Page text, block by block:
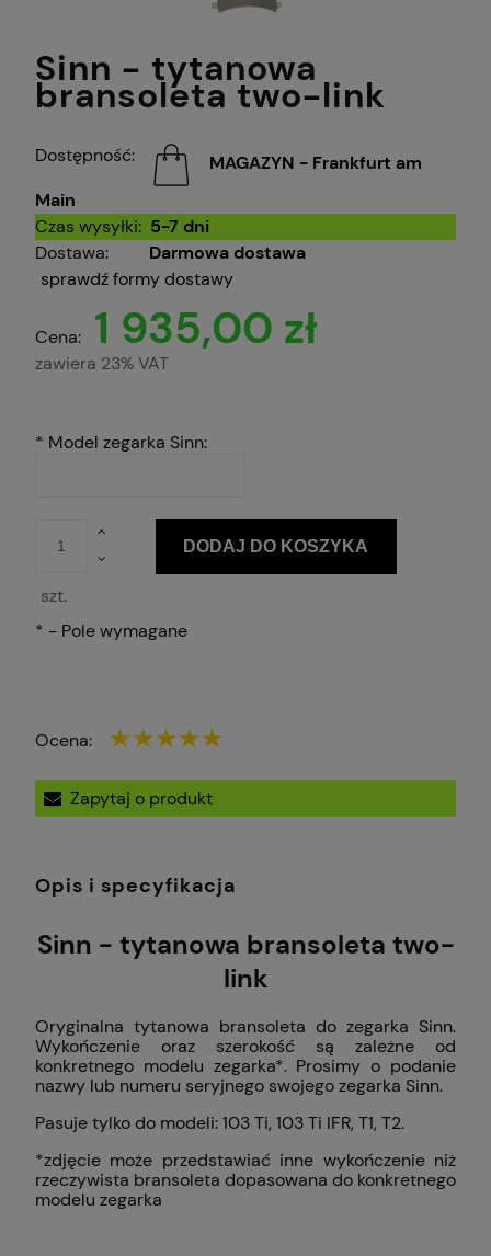
Sinn - tytanowa
bransoleta two-link
Dostępność:
MAGAZYN - Frankfurt am
Main
Czas wysyłki: 5-7 dni
Dostawa:
Darmowa dostawa
sprawdź formy dostawy
Cena: 1 935,00 zł
zawiera 23% VAT
* Model zegarka Sinn:
szt.
DODAJ DO KOSZYKA
* - Pole wymagane
Ocena:
Zapytaj o produkt
Opis i specyfikacja
Sinn - tytanowa bransoleta two-
link
Oryginalna tytanowa bransoleta do zegarka Sinn.
Wykończenie oraz szerokość są zależne od
konkretnego modelu zegarka*. Prosimy o podanie
nazwy lub numeru seryjnego swojego zegarka Sinn.
Pasuje tylko do modeli: 103 Ti, 103 Ti IFR, T1, T2.
*zdjęcie może przedstawiać inne wykończenie niż
rzeczywista bransoleta dopasowana do konkretnego
modelu zegarka